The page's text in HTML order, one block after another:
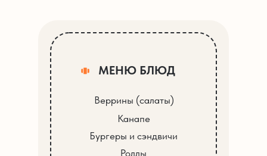
Веррины (салаты)
Канапе
Бургеры и сэндвичи
Роллы
МЕНЮ БЛЮД